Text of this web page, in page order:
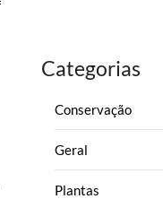
Categorias
Conservação
Geral
Plantas